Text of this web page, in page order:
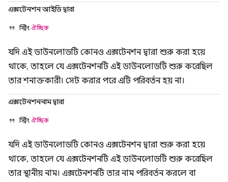
এক্সটেনশন আইডি দ্বারা
স্ট্রিং ঐচ্ছিক
যদি এই ডাউনলোডটি কোনও এক্সটেনশন দ্বারা শুরু করা হয়ে
থাকে, তাহলে যে এক্সটেনশনটি এই ডাউনলোডটি শুরু করেছিল
তার শনাক্তকারী। সেট করার পরে এটি পরিবর্তন হয় না।
এক্সটেনশননাম দ্বারা
স্ট্রিং ঐচ্ছিক
যদি এই ডাউনলোডটি কোনও এক্সটেনশন দ্বারা শুরু করা হয়ে
থাকে, তাহলে যে এক্সটেনশনটি এই ডাউনলোডটি শুরু করেছিল
তার স্থানীয় নাম। এক্সটেনশনটি তার নাম পরিবর্তন করলে বা